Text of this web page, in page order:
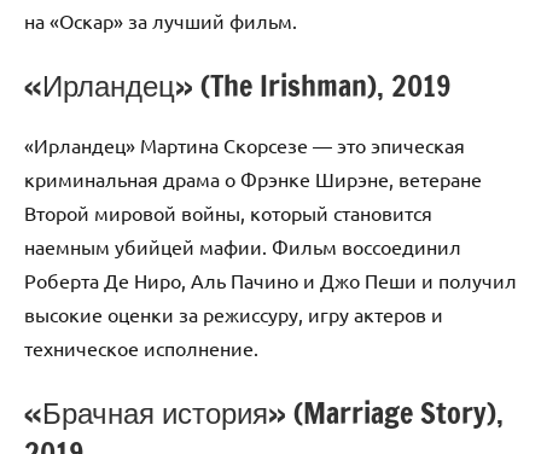
на «Оскар» за лучший фильм.
«Ирландец» (The Irishman), 2019
«Ирландец» Мартина Скорсезе — это эпическая
криминальная драма о Фрэнке Ширэне, ветеране
Второй мировой войны, который становится
наемным убийцей мафии. Фильм воссоединил
Роберта Де Ниро, Аль Пачино и Джо Пеши и получил
высокие оценки за режиссуру, игру актеров и
техническое исполнение.
«Брачная история» (Marriage Story),